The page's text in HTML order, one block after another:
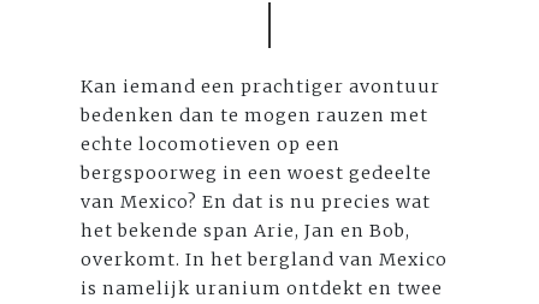
Kan iemand een prachtiger avontuur
bedenken dan te mogen rauzen met
echte locomotieven op een
bergspoorweg in een woest gedeelte
van Mexico? En dat is nu precies wat
het bekende span Arie, Jan en Bob,
overkomt. In het bergland van Mexico
is namelijk uranium ontdekt en twee